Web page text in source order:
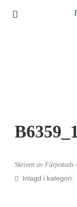
Skriven av Färjestads
Inlagd i kategori: